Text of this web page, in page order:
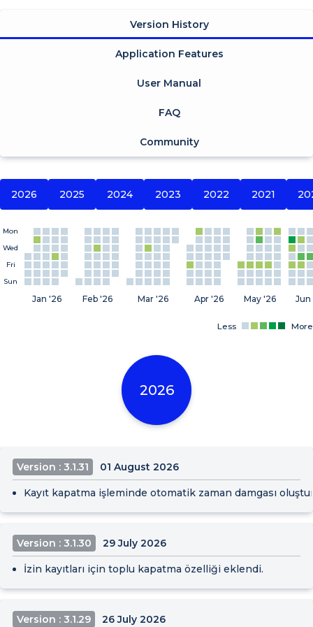
Version History
Application Features
User Manual
FAQ
Community
2026 2025 2024 2023 2022 2021
Mon
Wed
Fri
Sun
Jan '26 Feb '26 Mar '26 Apr '26 May '26 Jun
Less More
2026
Version : 3.1.31 01 August 2026
Kayıt kapatma işleminde otomatik zaman damgası
Version : 3.1.30 29 July 2026
İzin kayıtları için toplu kapatma özelliği eklendi.
Version : 3.1.29 26 July 2026